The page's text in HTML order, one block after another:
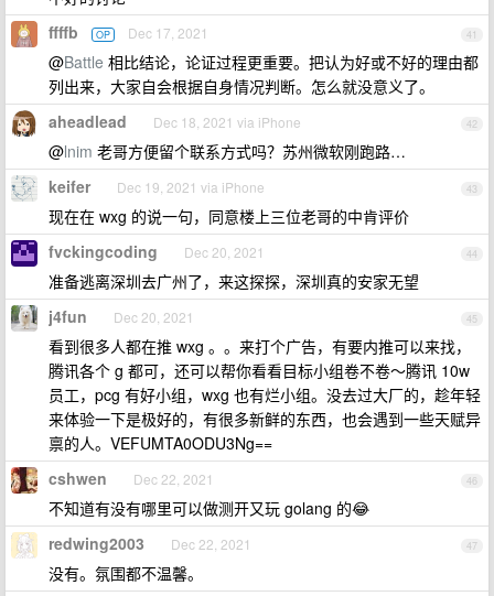
41
ffffb OP Dec 17, 2021
@Battle 相比结论，论证过程更重要。把认为好或不好的理由都
列出来，大家自会根据自身情况判断。怎么就没意义了。
42
aheadlead Dec 18, 2021 via iPhone
@lnim 老哥方便留个联系方式吗？苏州微软刚跑路…
43
keifer Dec 19, 2021 via iPhone
现在在 wxg 的说一句，同意楼上三位老哥的中肯评价
44
fvckingcoding Dec 20, 2021
准备逃离深圳去广州了，来这探探，深圳真的安家无望
45
j4fun Dec 20, 2021
看到很多人都在推 wxg 。。来打个广告，有要内推可以来找，
腾讯各个 g 都可，还可以帮你看看目标小组卷不卷～腾讯 10w
员工，pcg 有好小组，wxg 也有烂小组。没去过大厂的，趁年轻
来体验一下是极好的，有很多新鲜的东西，也会遇到一些天赋异
禀的人。VEFUMTA0ODU3Ng==
46
cshwen Dec 22, 2021
不知道有没有哪里可以做测开又玩 golang 的😂
47
redwing2003 Dec 22, 2021
没有。氛围都不温馨。